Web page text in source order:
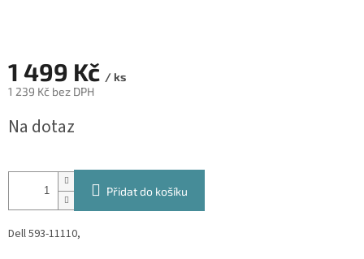
1 499 Kč / ks
1 239 Kč bez DPH
cena:
Na dotaz
Přidat do košíku
Dell 593-11110,